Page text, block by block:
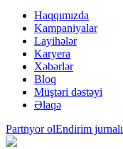
Haqqımızda
Kampaniyalar
Layihələr
Karyera
Xəbərlər
Bloq
Müştəri dəstəyi
Əlaqə
Partnyor olEndirim jurnalı